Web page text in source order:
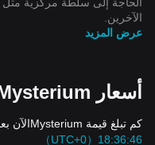
الآخرين.
عرض المزيد
أسعار Mysterium العالمية
كم تبلغ قيمة Mysteriumالآن بعملات أخرى؟ آخر تحديث:
18:36:46（UTC+0）